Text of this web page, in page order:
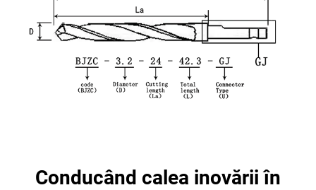
Conducând calea inovării în